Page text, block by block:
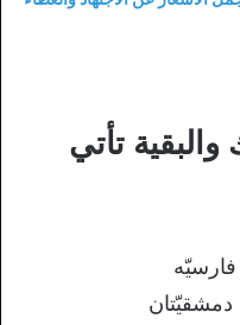
تأتي